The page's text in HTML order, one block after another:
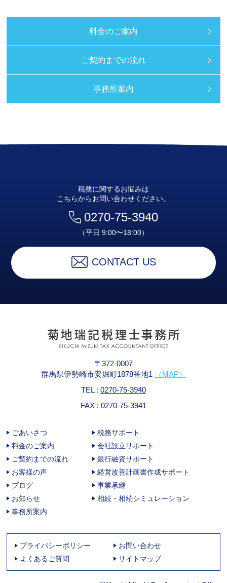
料金のご案内
ご契約までの流れ
事務所案内
税務に関するお悩みは
こちらからお問い合わせください。
0270-75-3940
（平日 9:00〜18:00）
CONTACT US
〒372-0007
群馬県伊勢崎市安堀町1878番地1
（MAP）
TEL : 0270-75-3940
FAX : 0270-75-3941
ごあいさつ
料金のご案内
ご契約までの流れ
お客様の声
ブログ
お知らせ
事務所案内
税務サポート
会社設立サポート
銀行融資サポート
経営改善計画書作成サポート
事業承継
相続・相続シミュレーション
プライバシーポリシー
お問い合わせ
よくあるご質問
サイトマップ